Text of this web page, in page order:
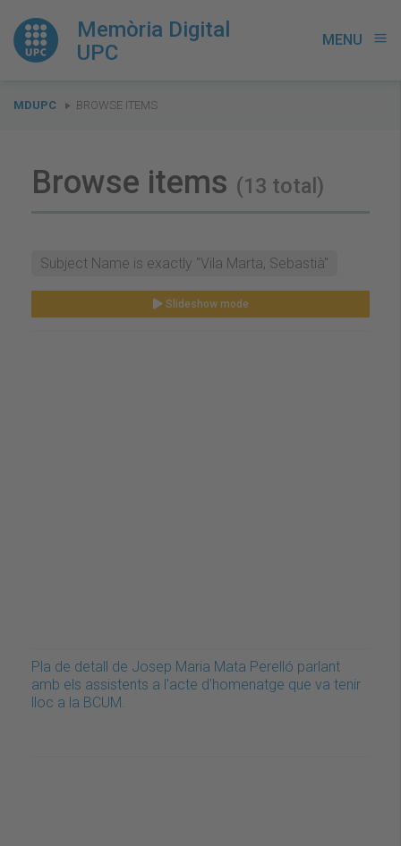
Memòria Digital
UPC
MENU menu
You
MDUPC BROWSE ITEMS
Browse items (13 total)
Subject Name is exactly "Vila Marta, Sebastià"
Slideshow mode
Pla de detall de Josep Maria Mata Perelló parlant
amb els assistents a l'acte d'homenatge que va tenir
lloc a la BCUM.